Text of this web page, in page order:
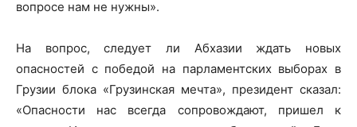
вопросе нам не нужны».
На вопрос, следует ли Абхазии ждать новых
опасностей с победой на парламентских выборах в
Грузии блока «Грузинская мечта», президент сказал:
«Опасности нас всегда сопровождают, пришел к